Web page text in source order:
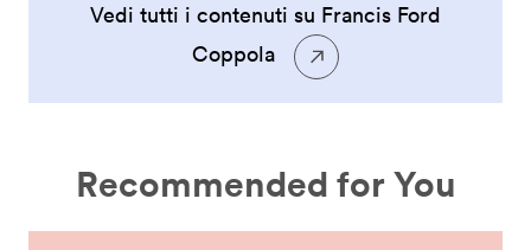
Vedi tutti i contenuti su Francis Ford
Coppola
Recommended for You